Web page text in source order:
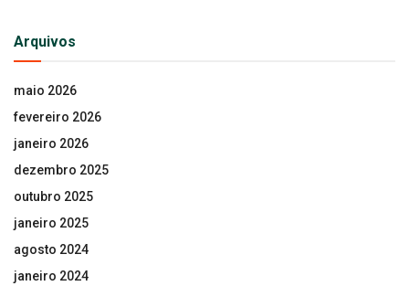
Arquivos
maio 2026
fevereiro 2026
janeiro 2026
dezembro 2025
outubro 2025
janeiro 2025
agosto 2024
janeiro 2024